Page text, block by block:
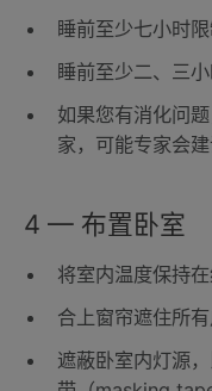
睡前至少七小时
睡前至少二、三小
如果您有消化问
家，可能专家会
4 — 布置卧室
将室内温度保持
合上窗帘遮住所
遮蔽卧室内灯源